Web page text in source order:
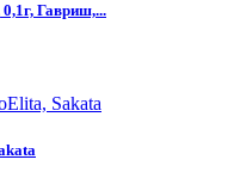
Гавриш,...